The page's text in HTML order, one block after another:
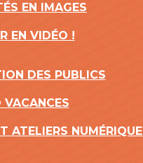
EN IMAGES
EN VIDÉO !
DES PUBLICS
ATELIERS